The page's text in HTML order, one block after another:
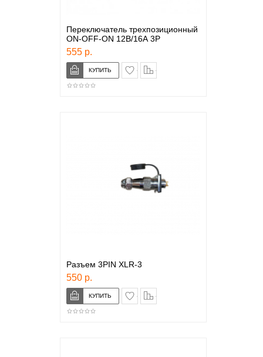
Переключатель трехпозиционный
ON-OFF-ON 12В/16А 3Р
555 р.
в закладки
Разъем 3PIN XLR-3
550 р.
в закладки